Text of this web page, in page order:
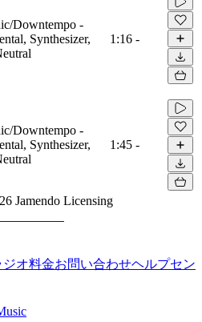
Downtempo -
Synthesizer,
1:16 -
Downtempo -
Synthesizer,
1:45 -
Jamendo Licensing
ジオ料金お問い合わせヘルプセン